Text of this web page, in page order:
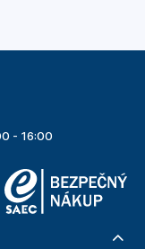
- 16:00